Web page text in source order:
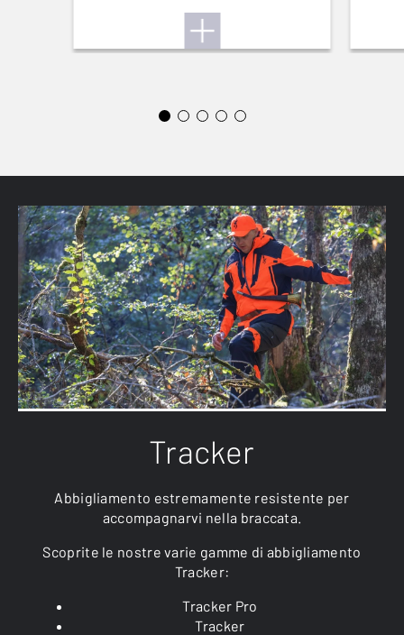
Tracker
Abbigliamento estremamente resistente per
accompagnarvi nella braccata.
Scoprite le nostre varie gamme di abbigliamento
Tracker:
Tracker Pro
Tracker